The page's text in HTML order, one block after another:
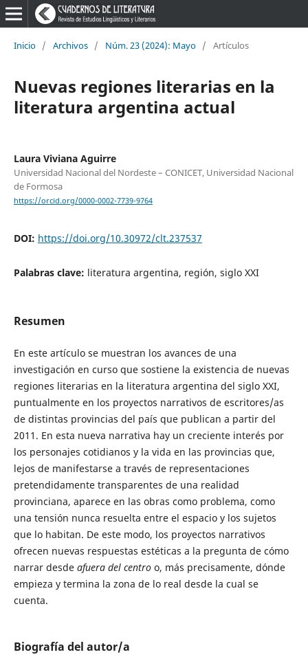
Inicio / Archivos / Núm. 23 (2024): Mayo / Artículos
Nuevas regiones literarias en la
literatura argentina actual
Laura Viviana Aguirre
Universidad Nacional del Nordeste – CONICET, Universidad Nacional
de Formosa
https://orcid.org/0000-0002-7739-9764
DOI: https://doi.org/10.30972/clt.237537
Palabras clave: literatura argentina, región, siglo XXI
Resumen
En este artículo se muestran los avances de una
investigación en curso que sostiene la existencia de nuevas
regiones literarias en la literatura argentina del siglo XXI,
puntualmente en los proyectos narrativos de escritores/as
de distintas provincias del país que publican a partir del
2011. En esta nueva narrativa hay un creciente interés por
los personajes cotidianos y la vida en las provincias que,
lejos de manifestarse a través de representaciones
pretendidamente transparentes de una realidad
provinciana, aparece en las obras como problema, como
una tensión nunca resuelta entre el espacio y los sujetos
que lo habitan. De este modo, los proyectos narrativos
ofrecen nuevas respuestas estéticas a la pregunta de cómo
narrar desde afuera del centroo, más precisamente, dónde
empieza y termina la zona de lo real desde la cual se
cuenta.
Biografía del autor/a